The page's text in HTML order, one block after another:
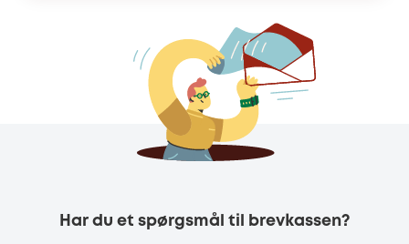
Har du et spørgsmål til brevkassen?